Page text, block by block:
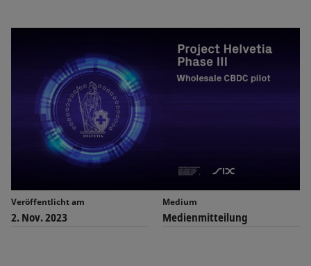
Veröffentlicht am
2. Nov. 2023
Medium
Medienmitteilung